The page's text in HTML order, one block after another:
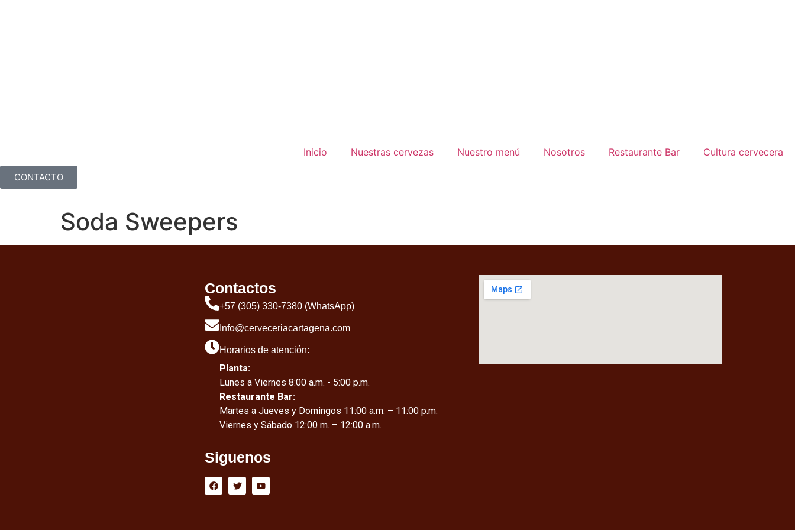
Inicio Nuestras cervezas Nuestro menú Nosotros Restaurante Bar Cultura cervecera
CONTACTO
Soda Sweepers
Contactos
+57 (305) 330-7380 (WhatsApp)
Info@cerveceriacartagena.com
Horarios de atención:
Planta:
Lunes a Viernes 8:00 a.m. - 5:00 p.m.
Restaurante Bar:
Martes a Jueves y Domingos 11:00 a.m. – 11:00 p.m.
Viernes y Sábado 12:00 m. – 12:00 a.m.
Siguenos